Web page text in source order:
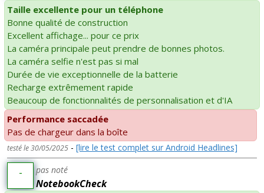
Taille excellente pour un téléphone
Bonne qualité de construction
Excellent affichage... pour ce prix
La caméra principale peut prendre de bonnes photos.
La caméra selfie n'est pas si mal
Durée de vie exceptionnelle de la batterie
Recharge extrêmement rapide
Beaucoup de fonctionnalités de personnalisation et d'IA
Performance saccadée
Pas de chargeur dans la boîte
testé le 30/05/2025 - [lire le test complet sur Android Headlines]
- pas noté
NotebookCheck